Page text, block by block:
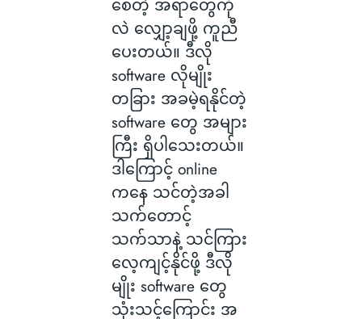
စေတဲ့ အရာတွေကို
လဲ လျှော့ချဖို့ ကူညီ
ပေးတယ်။ ဒီလို
software လိုမျိုး
တခြား အခမဲ့ရနိုင်တဲ့
software တွေ အများ
ကြီး ရှိပါသေးတယ်။
ဒါကြောင့် online
ကနေ သင်တဲ့အခါ
သက်တောင့်
သက်သာနဲ့ သင်ကြား
လေ့ကျင့်နိုင်ဖို့ ဒီလို
မျိုး software တွေ
သုံးသင့်ကြောင်း အ